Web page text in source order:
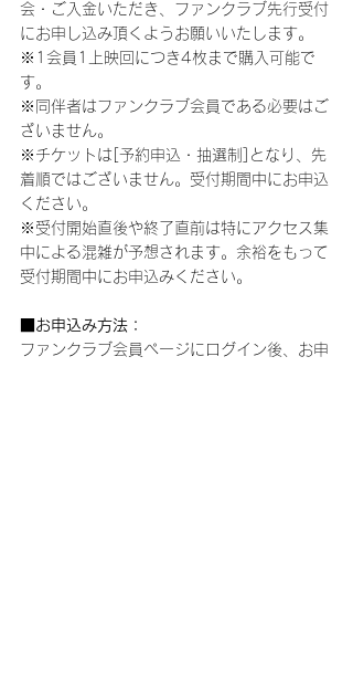
会・ご入金いただき、ファンクラブ先行受付
にお申し込み頂くようお願いいたします。
※1会員1上映回につき4枚まで購入可能で
す。
※同伴者はファンクラブ会員である必要はご
ざいません。
※チケットは[予約申込・抽選制]となり、先
着順ではございません。受付期間中にお申込
ください。
※受付開始直後や終了直前は特にアクセス集
中による混雑が予想されます。余裕をもって
受付期間中にお申込みください。
■お申込み方法：
ファンクラブ会員ページにログイン後、お申